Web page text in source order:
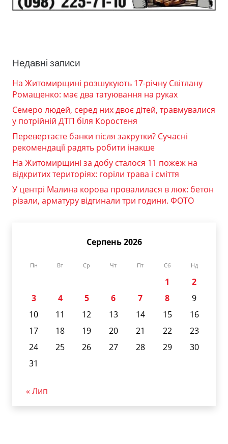
Недавні записи
На Житомирщині розшукують 17-річну Світлану
Ромащенко: має два татуювання на руках
Семеро людей, серед них двоє дітей, травмувалися
у потрійній ДТП біля Коростеня
Перевертаєте банки після закрутки? Сучасні
рекомендації радять робити інакше
На Житомирщині за добу сталося 11 пожеж на
відкритих територіях: горіли трава і сміття
У центрі Малина корова провалилася в люк: бетон
різали, арматуру відгинали три години. ФОТО
Серпень 2026
Пн Вт Ср Чт Пт Сб Нд
1
2
3
4 5 6 7 8
9
10
11 12 13 14 15
16
17
18 19 20 21 22
23
24
25 26 27 28 29
30
31
« Лип